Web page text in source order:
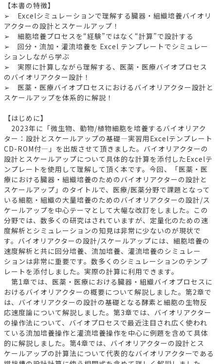
【本書の特徴】
➢ Excelシミュレーションで理解する臓器・組織培養バイオリ
アクターの設計とスケールアップ！
➢ 細胞培養プロセスを“経験”ではなく“計算”で設計する
➢ 回分・流加・灌流培養を Excel テンプレートでシミュレー
ションしながら学ぶ
➢ 実際に計算しながら理解する、医薬・医療バイオプロセス
のバイオリアクター設計！
➢ 医薬・医療バイオプロセスにおけるバイオリアクター設計と
スケールアップを体系的に解説！
【はじめに】
2023年に「微生物、動物/植物細胞を培養するバイオリアク
ター：設計とスケールアップの基礎―実習用Excelテンプレート
CD-ROM付―」を出版させて頂きました。バイオリアクターの
設計とスケールアップについて具体的な計算を添付したExcelテ
ンプレートを使用して理解して頂く本です。今回、「医薬・医
療における臓器・組織培養のためのバイオリアクターの設計と
スケールアップ」のタイトルで、医療/医薬分野で課題となって
いる細胞・組織の大量培養のためのバイオリアクターの設計/ス
ケールアップを中心テーマとして大幅な改訂をしました。この
分野では、数多くの研究はされていますが、定量化のための速
度解析とシミュレーションの知見は非常に少ないのが現状で
す。バイオリアクターの設計/スケールアップには、細胞培養の
速度解析と共に回分培養、流加培養、灌流培養のシミュレー
ションは非常に重要です。数多くのシミュレーションのテンプ
レートを添付しました。実際の計算に利用できます。
第1章では、医薬・医療における臓器・組織バイオプロセスに
おけるバイオリアクターの概要について解説しました。第2章で
は、バイオリアクターの設計の基礎となる酵素と細胞の生物反
応速度論について解説しました。第3章では、バイオリアクター
の操作法について、バイオプロセスで最近注目され広く使われ
ている流加培養操作と灌流培養操作を中心に例題を含めて具体
的に解説しました。第4章では、バイオリアクターの設計とス
ケールアップの計算法について代表的なバイオリアクターである